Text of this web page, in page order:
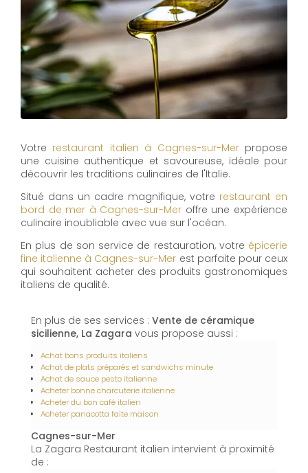
Votre restaurant italien à Cagnes-sur-Merpropose
une cuisine authentique et savoureuse, idéale pour
découvrir les traditions culinaires de l'Italie.
Situé dans un cadre magnifique, votre restaurant en
bord de mer à Cagnes-sur-Mer offre une expérience
culinaire inoubliable avec vue sur l'océan.
En plus de son service de restauration, votre épicerie
fine italienne à Cagnes-sur-Mer est parfaite pour ceux
qui souhaitent acheter des produits gastronomiques
italiens de qualité.
En plus de ses services : Vente de céramique
sicilienne, La Zagara vous propose aussi :
Achat bons produits italiens
Achat de plats préparés et sandwichs minute
Achat de sauce pesto italienne
Acheter bonne charcuterie italienne
Acheter du bon café italien
Acheter panacotta faite maison
Cagnes-sur-Mer
La Zagara Restaurant italien intervient à proximité
de :